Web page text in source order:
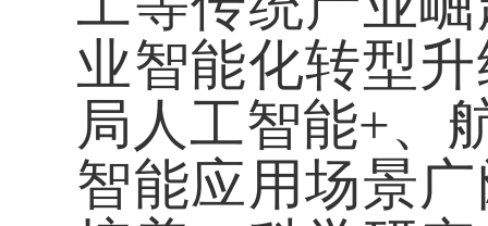
业智能化转型
局人工智能+、
智能应用场景